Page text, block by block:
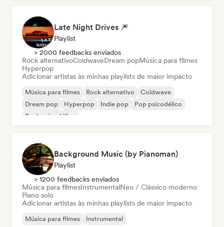
Late Night Drives 🎆
Playlist
> 2000 feedbacks enviados
Rock alternativoColdwaveDream popMúsica para filmes
Hyperpop
Adicionar artistas às minhas playlists de maior impacto
Música para filmes Rock alternativo
Coldwave
Dream pop
Hyperpop Indie pop
Pop psicodélico
Rock psicodélico
Background Music (by Pianoman)
Playlist
> 1200 feedbacks enviados
Música para filmesInstrumentalNeo / Clássico moderno
Piano solo
Adicionar artistas às minhas playlists de maior impacto
Música para filmes
Instrumental